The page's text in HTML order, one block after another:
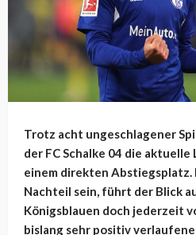
Trotz acht ungeschlagener
der FC Schalke 04 die
einem direkten Abstiegsplatz.
Nachteil sein, führt der Blick
Königsblauen doch jederzeit
bislang sehr positiv